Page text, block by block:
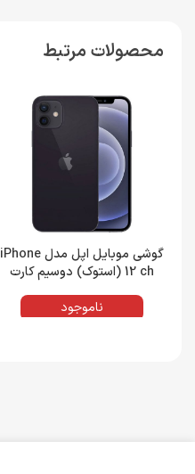
محصولات مرتبط
گوشی موبایل اپل مدل iPhone
12 ch (استوک) دوسیم کارت
گیگابایت | پک اصلی (M)
ناموجود